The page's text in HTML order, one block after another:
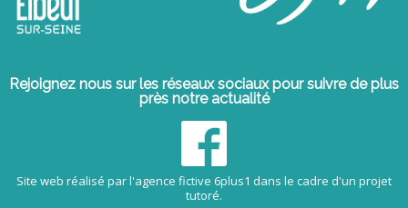
Rejoignez nous sur les réseaux sociaux pour suivre de plus
près notre actualité
Site web réalisé par l'agence fictive 6plus1 dans le cadre d'un projet
tutoré.